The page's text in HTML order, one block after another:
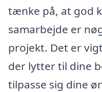
tænke på, at god
samarbejde er
projekt. Det er
der lytter til dine
tilpasse sig dine